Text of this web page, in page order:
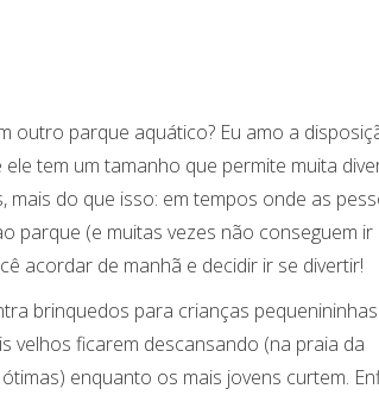
outro parque aquático? Eu amo a
tem um tamanho que permite muita
do que isso: em tempos onde as
parque (e muitas vezes não conseguem ir
acordar de manhã e decidir ir se divertir!
brinquedos para crianças
velhos ficarem descansando (na praia da
enquanto os mais jovens curtem.